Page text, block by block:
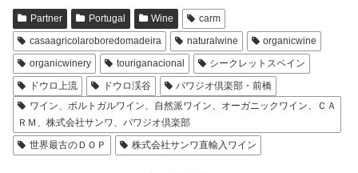
Partner Portugal Wine
carm
casaagricolaroboredomadeira
naturalwine
organicwine
organicwinery
touriganacional
シークレットスペイン
ドウロ上流
ドウロ渓谷
パワジオ倶楽部・前橋
ワイン、ポルトガルワイン、自然派ワイン、オーガニックワイン、ＣＡ
ＲＭ、株式会社サンワ、パワジオ倶楽部
世界最古のＤＯＰ
株式会社サンワ直輸入ワイン